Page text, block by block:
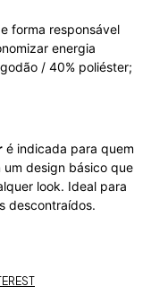
forma responsável
energia
/ 40% poliéster;
é indicada para quem
design básico que
look. Ideal para
descontraídos.